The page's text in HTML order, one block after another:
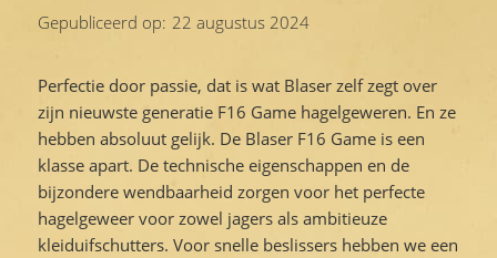
Gepubliceerd op: 22 augustus 2024
Perfectie door passie, dat is wat Blaser zelf zegt over
zijn nieuwste generatie F16 Game hagelgeweren. En ze
hebben absoluut gelijk. De Blaser F16 Game is een
klasse apart. De technische eigenschappen en de
bijzondere wendbaarheid zorgen voor het perfecte
hagelgeweer voor zowel jagers als ambitieuze
kleiduifschutters. Voor snelle beslissers hebben we een